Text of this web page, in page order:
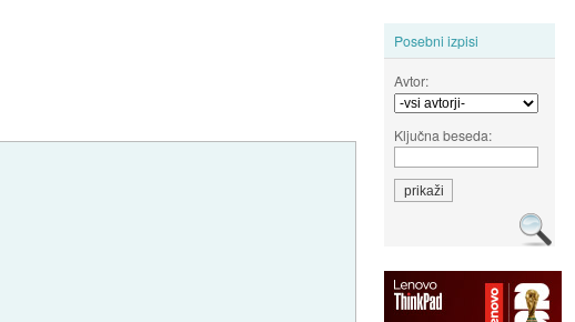
Posebni izpisi
Avtor:
Ključna beseda: